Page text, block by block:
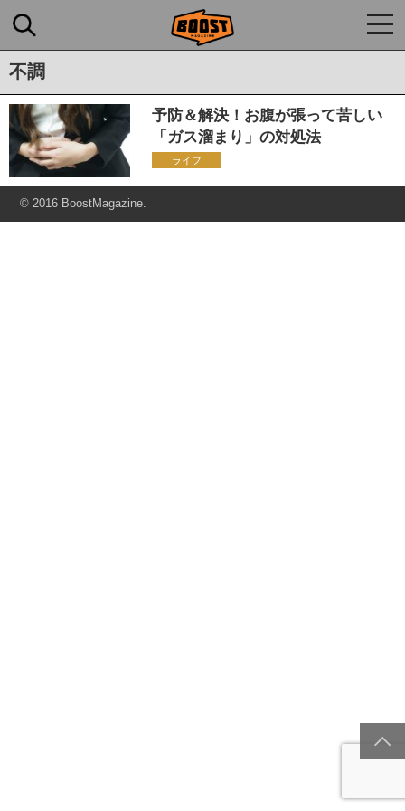
不調
予防＆解決！お腹が張って苦しい
「ガス溜まり」の対処法
ライフ
© 2016 BoostMagazine.